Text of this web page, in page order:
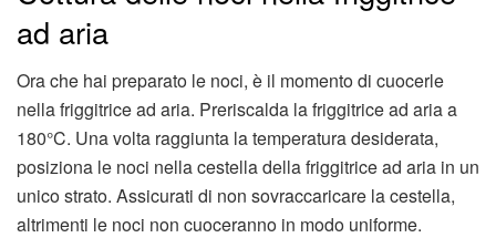
ad aria
Ora che hai preparato le noci, è il momento di cuocerle
nella friggitrice ad aria. Preriscalda la friggitrice ad aria a
180°C. Una volta raggiunta la temperatura desiderata,
posiziona le noci nella cestella della friggitrice ad aria in un
unico strato. Assicurati di non sovraccaricare la cestella,
altrimenti le noci non cuoceranno in modo uniforme.